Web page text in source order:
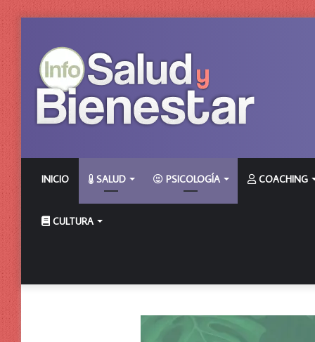
INICIO SALUD PSICOLOGÍA COACHING
CULTURA